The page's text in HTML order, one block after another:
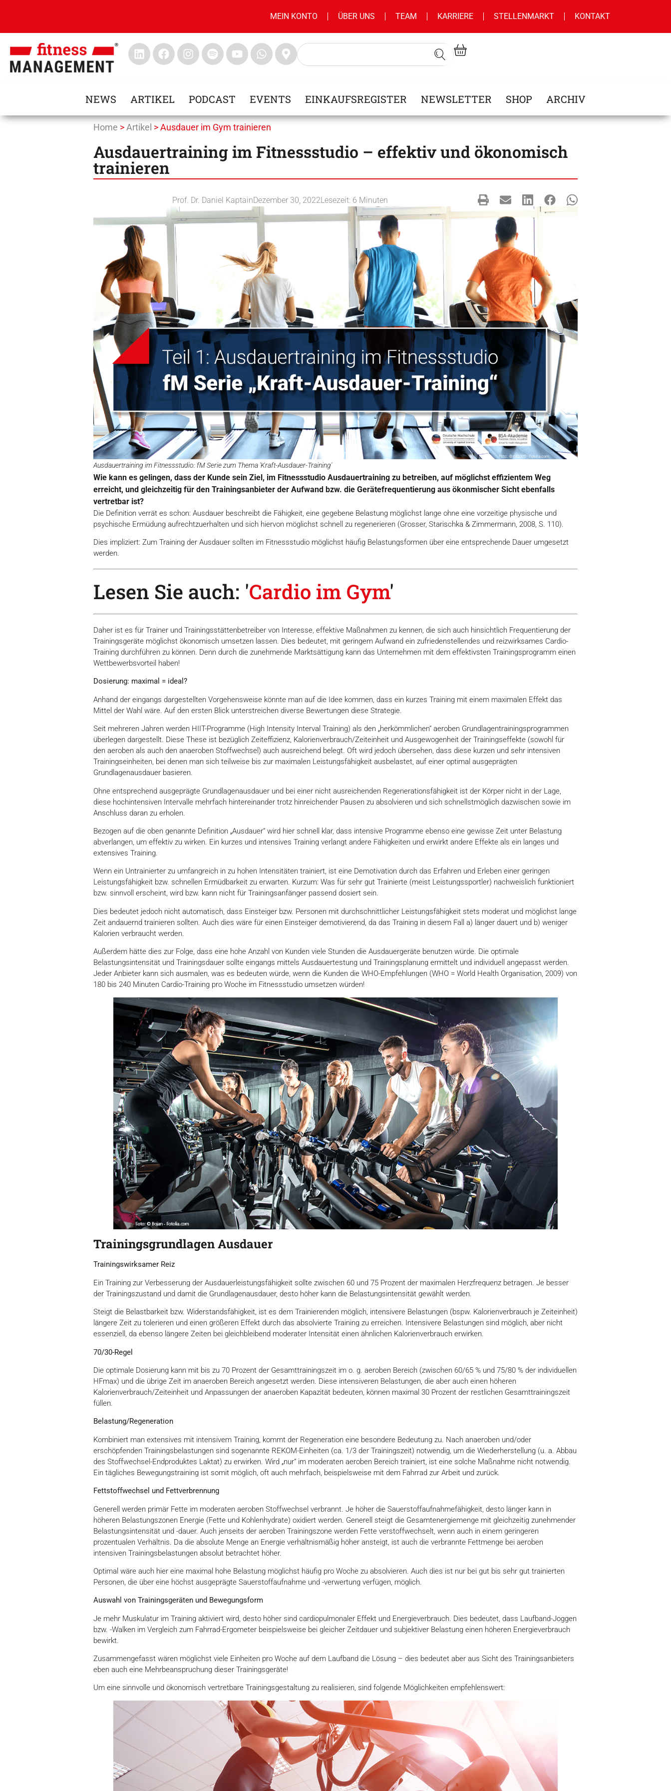
MEIN KONTO ÜBER UNS TEAM KARRIERE STELLENMARKT KONTAKT
NEWS ARTIKEL PODCAST EVENTS EINKAUFSREGISTER NEWSLETTER SHOP ARCHIV
Home > Artikel >Ausdauer im Gym trainieren
Ausdauertraining im Fitnessstudio – effektiv und ökonomisch
trainieren
Prof. Dr. Daniel KaptainDezember 30, 2022Lesezeit: 6 Minuten
Ausdauertraining im Fitnessstudio: fM Serie zum Thema 'Kraft-Ausdauer-Training'
Wie kann es gelingen, dass der Kunde sein Ziel, im Fitnessstudio Ausdauertraining zu betreiben, auf möglichst effizientem Weg
erreicht, und gleichzeitig für den Trainingsanbieter der Aufwand bzw. die Gerätefrequentierung aus ökonmischer Sicht ebenfalls
vertretbar ist?
Die Definition verrät es schon: Ausdauer beschreibt die Fähigkeit, eine gegebene Belastung möglichst lange ohne eine vorzeitige physische und
psychische Ermüdung aufrechtzuerhalten und sich hiervon möglichst schnell zu regenerieren (Grosser, Starischka & Zimmermann, 2008, S. 110).
Dies impliziert: Zum Training der Ausdauer sollten im Fitnessstudio möglichst häufig Belastungsformen über eine entsprechende Dauer umgesetzt
werden.
Lesen Sie auch: 'Cardio im Gym'
Daher ist es für Trainer und Trainingsstättenbetreiber von Interesse, effektive Maßnahmen zu kennen, die sich auch hinsichtlich Frequentierung der
Trainingsgeräte möglichst ökonomisch umsetzen lassen. Dies bedeutet, mit geringem Aufwand ein zufriedenstellendes und reizwirksames Cardio-
Training durchführen zu können. Denn durch die zunehmende Marktsättigung kann das Unternehmen mit dem effektivsten Trainingsprogramm einen
Wettbewerbsvorteil haben!
Dosierung: maximal = ideal?
Anhand der eingangs dargestellten Vorgehensweise könnte man auf die Idee kommen, dass ein kurzes Training mit einem maximalen Effekt das
Mittel der Wahl wäre. Auf den ersten Blick unterstreichen diverse Bewertungen diese Strategie.
Seit mehreren Jahren werden HIIT-Programme (High Intensity Interval Training) als den „herkömmlichen“ aeroben Grundlagentrainingsprogrammen
überlegen dargestellt. Diese These ist bezüglich Zeiteffizienz, Kalorienverbrauch/Zeiteinheit und Ausgewogenheit der Trainingseffekte (sowohl für
den aeroben als auch den anaeroben Stoffwechsel) auch ausreichend belegt. Oft wird jedoch übersehen, dass diese kurzen und sehr intensiven
Trainingseinheiten, bei denen man sich teilweise bis zur maximalen Leistungsfähigkeit ausbelastet, auf einer optimal ausgeprägten
Grundlagenausdauer basieren.
Ohne entsprechend ausgeprägte Grundlagenausdauer und bei einer nicht ausreichenden Regenerationsfähigkeit ist der Körper nicht in der Lage,
diese hochintensiven Intervalle mehrfach hintereinander trotz hinreichender Pausen zu absolvieren und sich schnellstmöglich dazwischen sowie im
Anschluss daran zu erholen.
Bezogen auf die oben genannte Definition „Ausdauer“ wird hier schnell klar, dass intensive Programme ebenso eine gewisse Zeit unter Belastung
abverlangen, um effektiv zu wirken. Ein kurzes und intensives Training verlangt andere Fähigkeiten und erwirkt andere Effekte als ein langes und
extensives Training.
Wenn ein Untrainierter zu umfangreich in zu hohen Intensitäten trainiert, ist eine Demotivation durch das Erfahren und Erleben einer geringen
Leistungsfähigkeit bzw. schnellen Ermüdbarkeit zu erwarten. Kurzum: Was für sehr gut Trainierte (meist Leistungssportler) nachweislich funktioniert
bzw. sinnvoll erscheint, wird bzw. kann nicht für Trainingsanfänger passend dosiert sein.
Dies bedeutet jedoch nicht automatisch, dass Einsteiger bzw. Personen mit durchschnittlicher Leistungsfähigkeit stets moderat und möglichst lange
Zeit andauernd trainieren sollten. Auch dies wäre für einen Einsteiger demotivierend, da das Training in diesem Fall a) länger dauert und b) weniger
Kalorien verbraucht werden.
Außerdem hätte dies zur Folge, dass eine hohe Anzahl von Kunden viele Stunden die Ausdauergeräte benutzen würde. Die optimale
Belastungsintensität und Trainingsdauer sollte eingangs mittels Ausdauertestung und Trainingsplanung ermittelt und individuell angepasst werden.
Jeder Anbieter kann sich ausmalen, was es bedeuten würde, wenn die Kunden die WHO-Empfehlungen (WHO = World Health Organisation, 2009) von
180 bis 240 Minuten Cardio-Training pro Woche im Fitnessstudio umsetzen würden!
Trainingsgrundlagen Ausdauer
Trainingswirksamer Reiz
Ein Training zur Verbesserung der Ausdauerleistungsfähigkeit sollte zwischen 60 und 75 Prozent der maximalen Herzfrequenz betragen. Je besser
der Trainingszustand und damit die Grundlagenausdauer, desto höher kann die Belastungsintensität gewählt werden.
Steigt die Belastbarkeit bzw. Widerstandsfähigkeit, ist es dem Trainierenden möglich, intensivere Belastungen (bspw. Kalorienverbrauch je Zeiteinheit)
längere Zeit zu tolerieren und einen größeren Effekt durch das absolvierte Training zu erreichen. Intensivere Belastungen sind möglich, aber nicht
essenziell, da ebenso längere Zeiten bei gleichbleibend moderater Intensität einen ähnlichen Kalorienverbrauch erwirken.
70/30-Regel
Die optimale Dosierung kann mit bis zu 70 Prozent der Gesamttrainingszeit im o. g. aeroben Bereich (zwischen 60/65 % und 75/80 % der individuellen
HFmax) und die übrige Zeit im anaeroben Bereich angesetzt werden. Diese intensiveren Belastungen, die aber auch einen höheren
Kalorienverbrauch/Zeiteinheit und Anpassungen der anaeroben Kapazität bedeuten, können maximal 30 Prozent der restlichen Gesamttrainingszeit
füllen.
Belastung/Regeneration
Kombiniert man extensives mit intensivem Training, kommt der Regeneration eine besondere Bedeutung zu. Nach anaeroben und/oder
erschöpfenden Trainingsbelastungen sind sogenannte REKOM-Einheiten (ca. 1/3 der Trainingszeit) notwendig, um die Wiederherstellung (u. a. Abbau
des Stoffwechsel-Endproduktes Laktat) zu erwirken. Wird „nur“ im moderaten aeroben Bereich trainiert, ist eine solche Maßnahme nicht notwendig.
Ein tägliches Bewegungstraining ist somit möglich, oft auch mehrfach, beispielsweise mit dem Fahrrad zur Arbeit und zurück.
Fettstoffwechsel und Fettverbrennung
Generell werden primär Fette im moderaten aeroben Stoffwechsel verbrannt. Je höher die Sauerstoffaufnahmefähigkeit, desto länger kann in
höheren Belastungszonen Energie (Fette und Kohlenhydrate) oxidiert werden. Generell steigt die Gesamtenergiemenge mit gleichzeitig zunehmender
Belastungsintensität und -dauer. Auch jenseits der aeroben Trainingszone werden Fette verstoffwechselt, wenn auch in einem geringeren
prozentualen Verhältnis. Da die absolute Menge an Energie verhältnismäßig höher ansteigt, ist auch die verbrannte Fettmenge bei aeroben
intensiven Trainingsbelastungen absolut betrachtet höher.
Optimal wäre auch hier eine maximal hohe Belastung möglichst häufig pro Woche zu absolvieren. Auch dies ist nur bei gut bis sehr gut trainierten
Personen, die über eine höchst ausgeprägte Sauerstoffaufnahme und -verwertung verfügen, möglich.
Auswahl von Trainingsgeräten und Bewegungsform
Je mehr Muskulatur im Training aktiviert wird, desto höher sind cardiopulmonaler Effekt und Energieverbrauch. Dies bedeutet, dass Laufband-Joggen
bzw. -Walken im Vergleich zum Fahrrad-Ergometer beispielsweise bei gleicher Zeitdauer und subjektiver Belastung einen höheren Energieverbrauch
bewirkt.
Zusammengefasst wären möglichst viele Einheiten pro Woche auf dem Laufband die Lösung – dies bedeutet aber aus Sicht des Trainingsanbieters
eben auch eine Mehrbeanspruchung dieser Trainingsgeräte!
Um eine sinnvolle und ökonomisch vertretbare Trainingsgestaltung zu realisieren, sind folgende Möglichkeiten empfehlenswert: